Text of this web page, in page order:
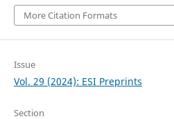
More Citation Formats
Issue
Vol. 29 (2024): ESI Preprints
Section